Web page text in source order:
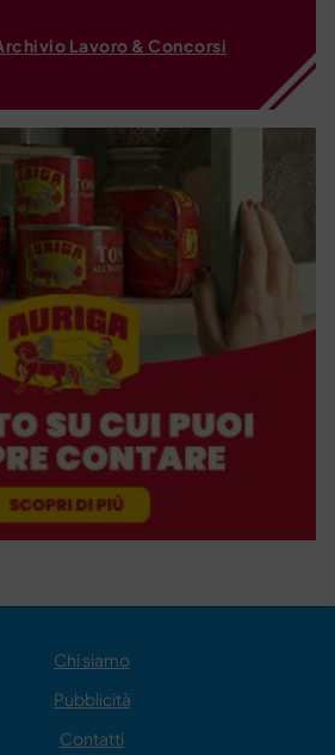
Lavoro & Concorsi
Chi siamo
Pubblicità
Contatti